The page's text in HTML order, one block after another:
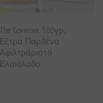
The Governor, 500γρ,
Εξτρα Παρθένο
Αφιλτράριστο
Ελαιόλαδο